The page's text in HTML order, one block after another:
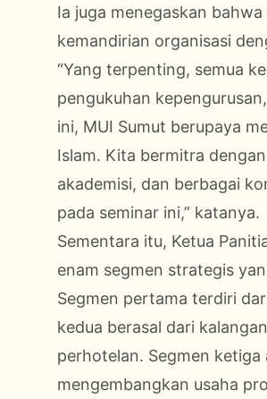
Ia juga menegaskan
kemandirian organisasi
“Yang terpenting, semua
pengukuhan
ini, MUI Sumut berupaya
Islam. Kita bermitra
akademisi, dan berbagai
pada seminar ini,” katanya.
Sementara itu, Ketua
enam segmen strategis
Segmen pertama terdiri
kedua berasal dari
perhotelan. Segmen ketiga
mengembangkan usaha